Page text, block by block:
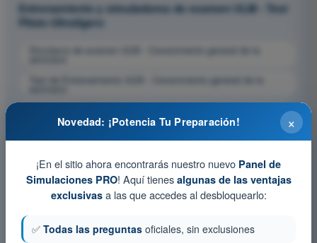
Entrenamiento y simuladores de examen ULM - Test
Piloto Ultraligero
Simulacro de examen ULM - Conocimiento general de la
Test de Entrenamiento ULM - Conocimiento general de la
×
Novedad: ¡Potencia Tu Preparación!
¡En el sitio ahora encontrarás nuestro nuevo Panel de
Simulaciones PRO! Aquí tienes algunas de las ventajas
exclusivasa las que accedes al desbloquearlo:
✅ Todas las preguntas oficiales, sin exclusiones